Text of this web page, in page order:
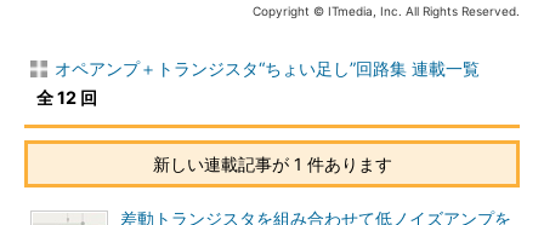
Copyright © ITmedia, Inc. All Rights Reserved.
オペアンプ＋トランジスタ“ちょい足し”回路集 連載一覧
全 12 回
新しい連載記事が 1 件あります
差動トランジスタを組み合わせて低ノイズアンプを